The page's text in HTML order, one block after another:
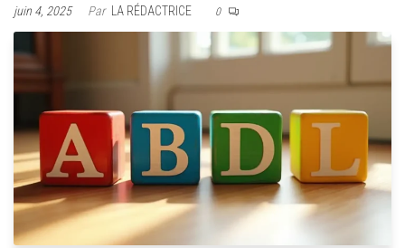
juin 4, 2025 Par LA RÉDACTRICE 0